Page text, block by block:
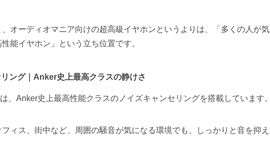
オーディオマニア向けの超高級イヤホンというよりは、「多くの人が気
能イヤホン」という立ち位置です。
リング｜Anker史上最高クラスの静けさ
、Anker史上最高性能クラスのノイズキャンセリングを搭載しています。
ィス、街中など、周囲の騒音が気になる環境でも、しっかりと音を抑え